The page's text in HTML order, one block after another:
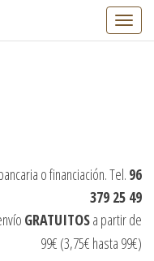
C
a
e
g
a
i
o financiación. Tel. 96
379 25 49
GRATUITOSa partir de
99€ (3,75€ hasta 99€)